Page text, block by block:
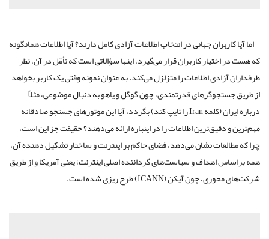
اما آیا کاربران جهانی در انتخاب اطلاعات آزادی کامل دارند؟ آیا اطلاعات همانگونه
که هست در اختیار کاربران قرار می‌گیرد، اینها سؤالاتی است که تأمّل در آن، نظر
طرفداران آزادی اطلاعات را متزلزل می‌کند. به عنوان نمونه وقتی یک کاربر بخواهد
از طریق جستجوگرهای قدرتمندی، چون گوگل و یاهو به دنبال موضوعی، مثلاً
درباره ایران (کلمه Iran را تایپ کند) بگردد، آیا این موتورهای جستجو صادقانه
مهم‌ترین و دقیق‌ترین اطلاعات را در اینباره ارائه می‌دهند؟ حقیقت جز این است،
چرا که مطالعات نشان می‌دهد، فضای حاکم بر اینترنت و ساختار تشکیل دهنده آن،
همه براساس اهداف و سیاست‌های گرداننده اصلی اینترنت؛ یعنی آمریکا و از طریق
شرکت‌های محوری، چون آیکن (ICANN) طرح ریزی شده است.